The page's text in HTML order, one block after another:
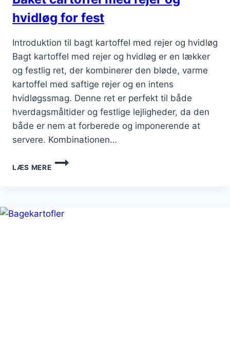
hvidløg for fest
Introduktion til bagt kartoffel med rejer og hvidløg
Bagt kartoffel med rejer og hvidløg er en lækker
og festlig ret, der kombinerer den bløde, varme
kartoffel med saftige rejer og en intens
hvidløgssmag. Denne ret er perfekt til både
hverdagsmåltider og festlige lejligheder, da den
både er nem at forberede og imponerende at
servere. Kombinationen…
LÆS MERE
BAKET
CARTOFFEL
HVIDLØG